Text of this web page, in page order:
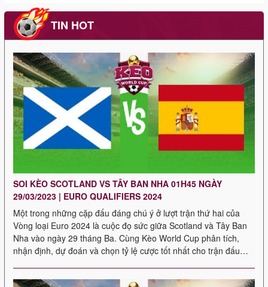
TIN HOT
SOI KÈO SCOTLAND VS TÂY BAN NHA 01H45 NGÀY
29/03/2023 | EURO QUALIFIERS 2024
Một trong những cặp đấu đáng chú ý ở lượt trận thứ hai của
Vòng loại Euro 2024 là cuộc đọ sức giữa Scotland và Tây Ban
Nha vào ngày 29 tháng Ba. Cùng Kèo World Cup phân tích,
nhận định, dự đoán và chọn tỷ lệ cược tốt nhất cho trận đấu